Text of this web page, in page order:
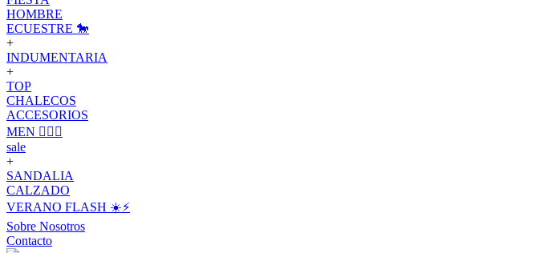
HOMBRE
ECUESTRE 🐎
+
INDUMENTARIA
+
TOP
CHALECOS
ACCESORIOS
MEN 🙋🏽‍♂️
sale
+
SANDALIA
CALZADO
VERANO FLASH ☀️⚡️
Sobre Nosotros
Contacto